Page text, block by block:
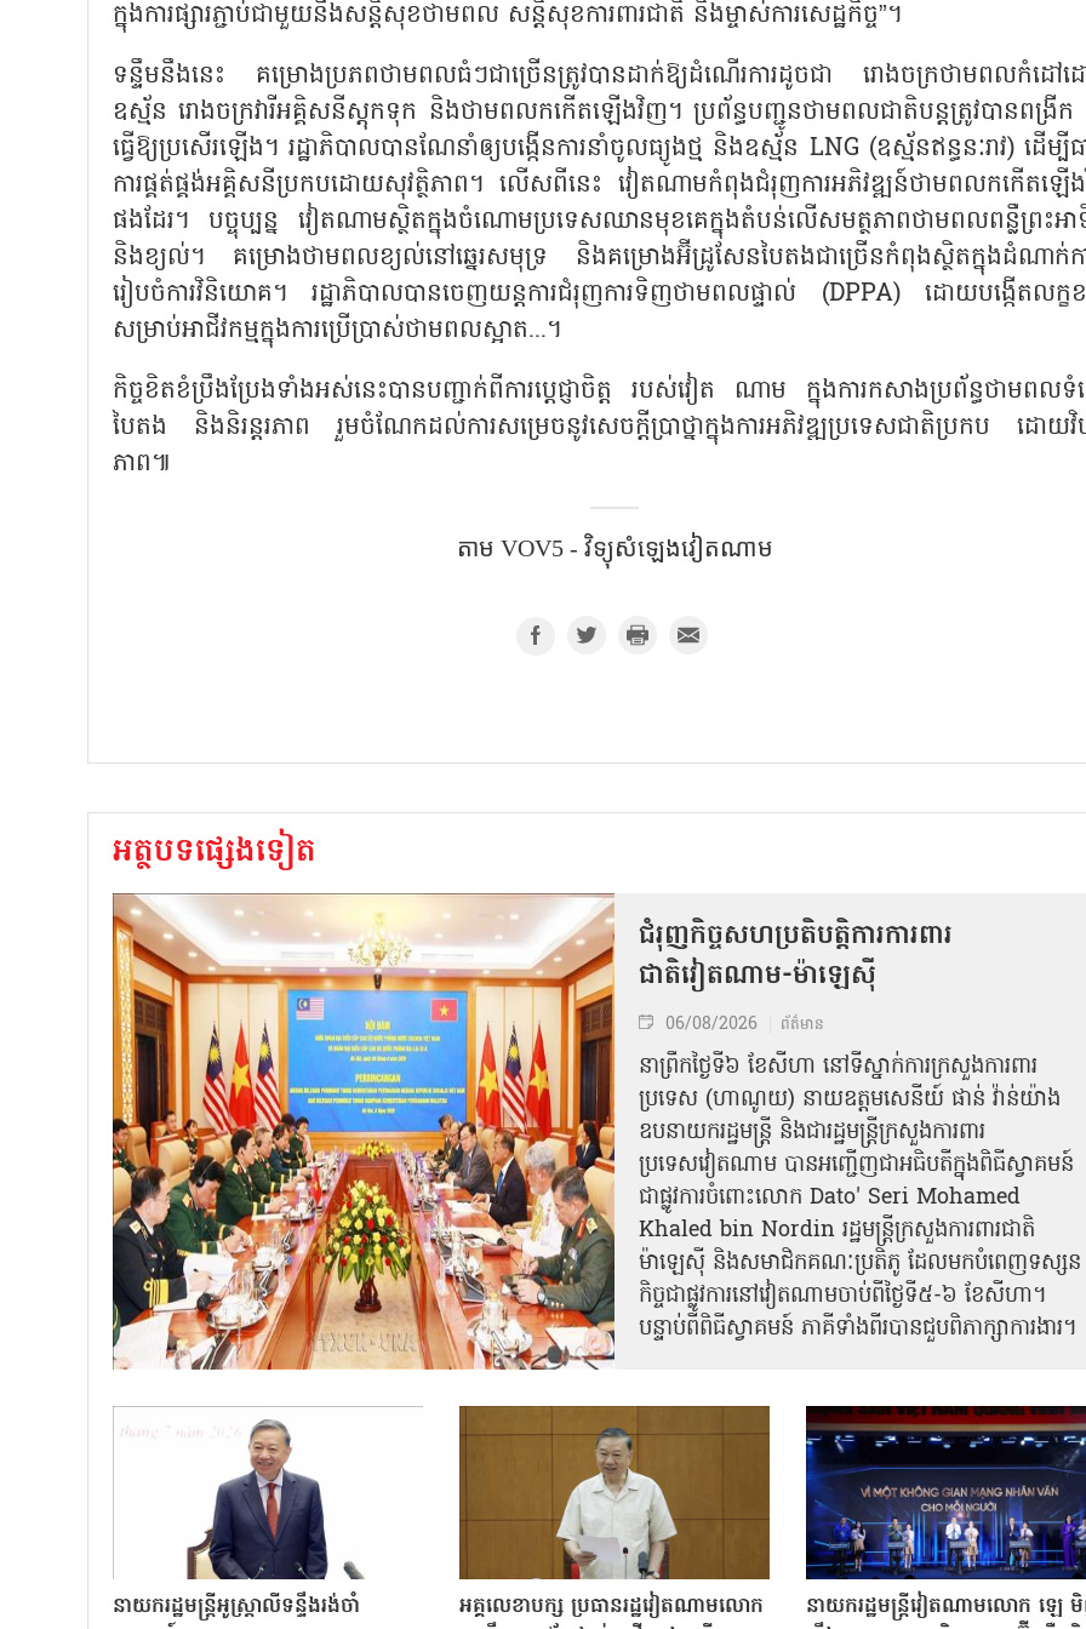
ក្នុងការផ្សារភ្ជាប់ជាមួយនឹងសន្តិសុខថាមពល សន្តិសុខការពារជាតិ និងម្ចាស់ការសេដ្ឋកិច្ច”។
ទន្ទឹមនឹងនេះ គម្រោងប្រភពថាមពលធំៗជាច្រើនត្រូវបានដាក់ឱ្យដំណើរការដូចជា រោងចក្រថាមពលកំដៅ
ឧស្ម័ន រោងចក្រវារីអគ្គិសនីស្តុកទុក និងថាមពលកកើតឡើងវិញ។ ប្រព័ន្ធបញ្ជូនថាមពលជាតិបន្តត្រូវបានពង្រី
ធ្វើឱ្យប្រសើរឡើង។ រដ្ឋាភិបាលបានណែនាំឲ្យបង្កើនការនាំចូលធ្យូងថ្ម និងឧស្ម័ន LNG (ឧស្ម័នឥន្ធនៈរាវ) ដើម្បី
ការផ្គត់ផ្គង់អគ្គិសនីប្រកបដោយសុវត្ថិភាព។ លើសពីនេះ វៀតណាមកំពុងជំរុញការអភិវឌ្ឍន៍ថាមពលកកើតឡើ
ផងដែរ។ បច្ចុប្បន្ន វៀតណាមស្ថិតក្នុងចំណោមប្រទេសឈានមុខគេក្នុងតំបន់លើសមត្ថភាពថាមពលពន្លឺព្រះអា
និងខ្យល់។ គម្រោងថាមពលខ្យល់នៅឆ្នេរសមុទ្រ និងគម្រោងអ៊ីដ្រូសែនបៃតងជាច្រើនកំពុងស្ថិតក្នុងដំណាក់
រៀបចំការវិនិយោគ។ រដ្ឋាភិបាលបានចេញយន្តការជំរុញការទិញថាមពលផ្ទាល់ (DPPA) ដោយបង្កើតលក្ខ
សម្រាប់អាជីវកម្មក្នុងការប្រើប្រាស់ថាមពលស្អាត...។
កិច្ចខិតខំប្រឹងប្រែងទាំងអស់នេះបានបញ្ជាក់ពីការប្ដេជ្ញាចិត្ត របស់វៀត ណាម ក្នុងការកសាងប្រព័ន្ធថាមពលទំ
បៃតង និងនិរន្តរភាព រួមចំណែកដល់ការសម្រេចនូវសេចក្តីប្រាថ្នាក្នុងការអភិវឌ្ឍប្រទេសជាតិប្រកប ដោយ
ភាព៕
តាម VOV5 - វិទ្យុសំឡេងវៀតណាម
អត្ថបទផ្សេងទៀត
ជំរុញកិច្ចសហប្រតិបត្តិការការពារ
ជាតិវៀតណាម-ម៉ាឡេស៊ី
06/08/2026 ព័ត៌មាន
នា​ព្រឹកថ្ងៃទី៦ ខែសីហា នៅទីស្នាក់ការក្រសួងការពារ
ប្រទេស (ហាណូយ) នាយឧត្តមសេនីយ៍ ផាន់ វ៉ាន់យ៉ាង
ឧបនាយករដ្ឋមន្ត្រី និងជារដ្ឋមន្ត្រីក្រសួងការពារ
ប្រទេសវៀតណាម បានអញ្ជើញជាអធិបតីក្នុងពិធីស្វាគមន៍
ជាផ្លូវការ​ចំពោះលោក Dato' Seri Mohamed
Khaled bin Nordin រដ្ឋមន្ត្រីក្រសួងការពារជាតិ
ម៉ាឡេស៊ី និងសមាជិកគណៈប្រតិភូ ដែលមកបំពេញទស្សន
កិច្ចជាផ្លូវការនៅវៀតណាមចាប់ពីថ្ងៃទី៥-៦ ខែសីហា។
បន្ទាប់ពីពិធីស្វាគមន៍ ភាគីទាំងពីរបានជួបពិភាក្សាការងារ​។
នាយករដ្ឋមន្ត្រីអូស្ត្រាលីទន្ទឹងរង់ចាំ
អគ្គលេខាបក្ស ប្រធានរដ្ឋវៀតណាមលោក
នាយករដ្ឋមន្ត្រីវៀតណាមលោក ឡេ